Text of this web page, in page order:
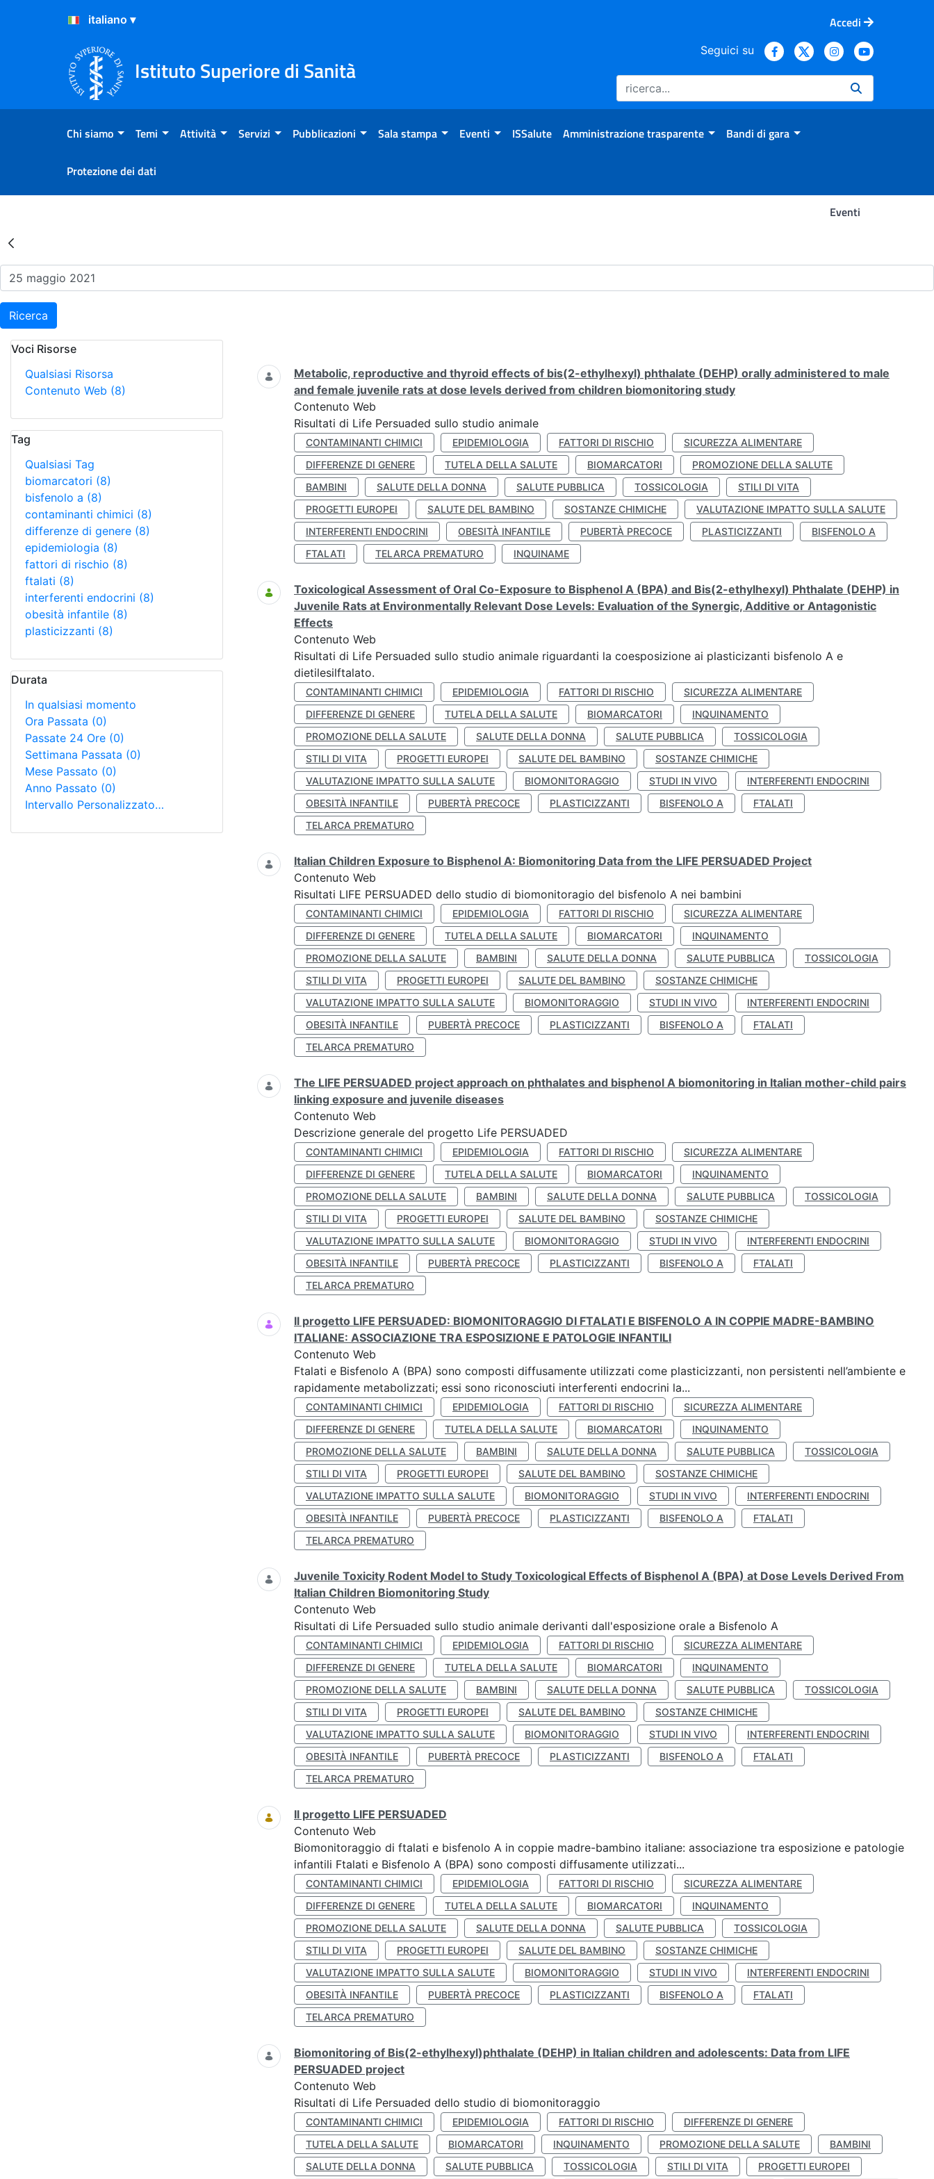
Salta al Contenuto
Salta al Footer
Accedi
Istituto Superiore di Sanità
Seguici su
Chi siamo Temi Attività Servizi Pubblicazioni Sala stampa Eventi ISSalute Amministrazione trasparente Bandi di gara
Protezione dei dati
Eventi
Risultati della Ricerca - Eventi
Ricerca
Voci Risorse
Qualsiasi Risorsa
Contenuto Web (8)
Tag
Qualsiasi Tag
biomarcatori (8)
bisfenolo a (8)
contaminanti chimici (8)
differenze di genere (8)
epidemiologia (8)
fattori di rischio (8)
ftalati (8)
interferenti endocrini (8)
obesità infantile (8)
plasticizzanti (8)
Durata
In qualsiasi momento
Ora Passata (0)
Passate 24 Ore (0)
Settimana Passata (0)
Mese Passato (0)
Anno Passato (0)
Intervallo Personalizzato…
Ricerca
Metabolic, reproductive and thyroid effects of bis(2-ethylhexyl) phthalate (DEHP) orally administered to male
and female juvenile rats at dose levels derived from children biomonitoring study
Contenuto Web
Risultati di Life Persuaded sullo studio animale
CONTAMINANTI CHIMICI EPIDEMIOLOGIA FATTORI DI RISCHIO
SICUREZZA ALIMENTARE
DIFFERENZE DI GENERE
TUTELA DELLA SALUTE BIOMARCATORI
PROMOZIONE DELLA SALUTE
BAMBINI
SALUTE DELLA DONNA SALUTE PUBBLICA TOSSICOLOGIA
STILI DI VITA
PROGETTI EUROPEI
SALUTE DEL BAMBINO SOSTANZE CHIMICHE
VALUTAZIONE IMPATTO SULLA SALUTE
INTERFERENTI ENDOCRINI
OBESITÀ INFANTILE PUBERTÀ PRECOCE PLASTICIZZANTI
BISFENOLO A
FTALATI
TELARCA PREMATURO INQUINAME
Toxicological Assessment of Oral Co-Exposure to Bisphenol A (BPA) and Bis(2-ethylhexyl) Phthalate (DEHP) in
Juvenile Rats at Environmentally Relevant Dose Levels: Evaluation of the Synergic, Additive or Antagonistic
Effects
Contenuto Web
Risultati di Life Persuaded sullo studio animale riguardanti la coesposizione ai plasticizanti bisfenolo A e
dietilesilftalato.
CONTAMINANTI CHIMICI EPIDEMIOLOGIA FATTORI DI RISCHIO
SICUREZZA ALIMENTARE
DIFFERENZE DI GENERE
TUTELA DELLA SALUTE BIOMARCATORI
INQUINAMENTO
PROMOZIONE DELLA SALUTE
SALUTE DELLA DONNA SALUTE PUBBLICA
TOSSICOLOGIA
STILI DI VITA
PROGETTI EUROPEI SALUTE DEL BAMBINO
SOSTANZE CHIMICHE
VALUTAZIONE IMPATTO SULLA SALUTE
BIOMONITORAGGIO STUDI IN VIVO
INTERFERENTI ENDOCRINI
OBESITÀ INFANTILE
PUBERTÀ PRECOCE PLASTICIZZANTI BISFENOLO A
FTALATI
TELARCA PREMATURO
Italian Children Exposure to Bisphenol A: Biomonitoring Data from the LIFE PERSUADED Project
Contenuto Web
Risultati LIFE PERSUADED dello studio di biomonitoragio del bisfenolo A nei bambini
CONTAMINANTI CHIMICI EPIDEMIOLOGIA FATTORI DI RISCHIO
SICUREZZA ALIMENTARE
DIFFERENZE DI GENERE
TUTELA DELLA SALUTE BIOMARCATORI
INQUINAMENTO
PROMOZIONE DELLA SALUTE
BAMBINI SALUTE DELLA DONNA SALUTE PUBBLICA
TOSSICOLOGIA
STILI DI VITA
PROGETTI EUROPEI SALUTE DEL BAMBINO
SOSTANZE CHIMICHE
VALUTAZIONE IMPATTO SULLA SALUTE
BIOMONITORAGGIO STUDI IN VIVO
INTERFERENTI ENDOCRINI
OBESITÀ INFANTILE
PUBERTÀ PRECOCE PLASTICIZZANTI BISFENOLO A
FTALATI
TELARCA PREMATURO
The LIFE PERSUADED project approach on phthalates and bisphenol A biomonitoring in Italian mother-child pairs
linking exposure and juvenile diseases
Contenuto Web
Descrizione generale del progetto Life PERSUADED
CONTAMINANTI CHIMICI EPIDEMIOLOGIA FATTORI DI RISCHIO
SICUREZZA ALIMENTARE
DIFFERENZE DI GENERE
TUTELA DELLA SALUTE BIOMARCATORI
INQUINAMENTO
PROMOZIONE DELLA SALUTE
BAMBINI SALUTE DELLA DONNA SALUTE PUBBLICA
TOSSICOLOGIA
STILI DI VITA
PROGETTI EUROPEI SALUTE DEL BAMBINO
SOSTANZE CHIMICHE
VALUTAZIONE IMPATTO SULLA SALUTE
BIOMONITORAGGIO STUDI IN VIVO
INTERFERENTI ENDOCRINI
OBESITÀ INFANTILE
PUBERTÀ PRECOCE PLASTICIZZANTI BISFENOLO A
FTALATI
TELARCA PREMATURO
Il progetto LIFE PERSUADED: BIOMONITORAGGIO DI FTALATI E BISFENOLO A IN COPPIE MADRE-BAMBINO
ITALIANE: ASSOCIAZIONE TRA ESPOSIZIONE E PATOLOGIE INFANTILI
Contenuto Web
Ftalati e Bisfenolo A (BPA) sono composti diffusamente utilizzati come plasticizzanti, non persistenti nell’ambiente e
rapidamente metabolizzati; essi sono riconosciuti interferenti endocrini la...
CONTAMINANTI CHIMICI EPIDEMIOLOGIA FATTORI DI RISCHIO
SICUREZZA ALIMENTARE
DIFFERENZE DI GENERE
TUTELA DELLA SALUTE BIOMARCATORI
INQUINAMENTO
PROMOZIONE DELLA SALUTE
BAMBINI SALUTE DELLA DONNA SALUTE PUBBLICA
TOSSICOLOGIA
STILI DI VITA
PROGETTI EUROPEI SALUTE DEL BAMBINO
SOSTANZE CHIMICHE
VALUTAZIONE IMPATTO SULLA SALUTE
BIOMONITORAGGIO STUDI IN VIVO
INTERFERENTI ENDOCRINI
OBESITÀ INFANTILE
PUBERTÀ PRECOCE PLASTICIZZANTI BISFENOLO A
FTALATI
TELARCA PREMATURO
Juvenile Toxicity Rodent Model to Study Toxicological Effects of Bisphenol A (BPA) at Dose Levels Derived From
Italian Children Biomonitoring Study
Contenuto Web
Risultati di Life Persuaded sullo studio animale derivanti dall'esposizione orale a Bisfenolo A
CONTAMINANTI CHIMICI EPIDEMIOLOGIA FATTORI DI RISCHIO
SICUREZZA ALIMENTARE
DIFFERENZE DI GENERE
TUTELA DELLA SALUTE BIOMARCATORI
INQUINAMENTO
PROMOZIONE DELLA SALUTE
BAMBINI SALUTE DELLA DONNA SALUTE PUBBLICA
TOSSICOLOGIA
STILI DI VITA
PROGETTI EUROPEI SALUTE DEL BAMBINO
SOSTANZE CHIMICHE
VALUTAZIONE IMPATTO SULLA SALUTE
BIOMONITORAGGIO STUDI IN VIVO
INTERFERENTI ENDOCRINI
OBESITÀ INFANTILE
PUBERTÀ PRECOCE PLASTICIZZANTI BISFENOLO A
FTALATI
TELARCA PREMATURO
Il progetto LIFE PERSUADED
Contenuto Web
Biomonitoraggio di ftalati e bisfenolo A in coppie madre-bambino italiane: associazione tra esposizione e patologie
infantili Ftalati e Bisfenolo A (BPA) sono composti diffusamente utilizzati...
CONTAMINANTI CHIMICI EPIDEMIOLOGIA FATTORI DI RISCHIO
SICUREZZA ALIMENTARE
DIFFERENZE DI GENERE
TUTELA DELLA SALUTE BIOMARCATORI
INQUINAMENTO
PROMOZIONE DELLA SALUTE
SALUTE DELLA DONNA SALUTE PUBBLICA
TOSSICOLOGIA
STILI DI VITA
PROGETTI EUROPEI SALUTE DEL BAMBINO
SOSTANZE CHIMICHE
VALUTAZIONE IMPATTO SULLA SALUTE
BIOMONITORAGGIO STUDI IN VIVO
INTERFERENTI ENDOCRINI
OBESITÀ INFANTILE
PUBERTÀ PRECOCE PLASTICIZZANTI BISFENOLO A
FTALATI
TELARCA PREMATURO
Biomonitoring of Bis(2-ethylhexyl)phthalate (DEHP) in Italian children and adolescents: Data from LIFE
PERSUADED project
Contenuto Web
Risultati di Life Persuaded dello studio di biomonitoraggio
CONTAMINANTI CHIMICI EPIDEMIOLOGIA FATTORI DI RISCHIO
DIFFERENZE DI GENERE
TUTELA DELLA SALUTE
BIOMARCATORI INQUINAMENTO PROMOZIONE DELLA SALUTE
BAMBINI
SALUTE DELLA DONNA
SALUTE PUBBLICA TOSSICOLOGIA STILI DI VITA
PROGETTI EUROPEI